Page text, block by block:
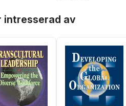
intresserad av